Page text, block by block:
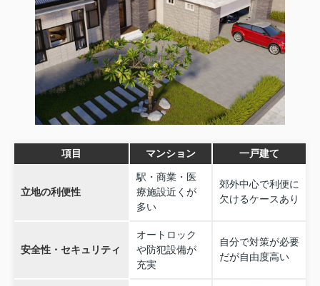
項目 マンション 一戸建て
立地の利便性
駅・商業・医
療施設近くが
多い
郊外中心で利便に
欠けるケースあり
安全性・セキュリティ
オートロック
や防犯設備が
充実
自分で対策が必要
だが自由度高い